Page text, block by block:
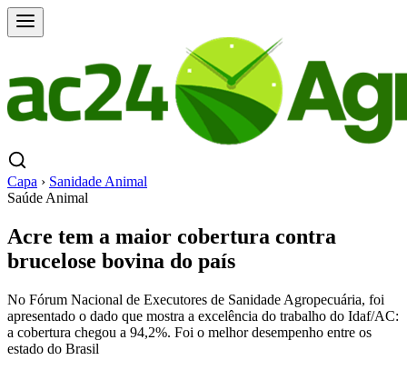
Capa › Sanidade Animal
Saúde Animal
Acre tem a maior cobertura contra
brucelose bovina do país
No Fórum Nacional de Executores de Sanidade Agropecuária, foi
apresentado o dado que mostra a excelência do trabalho do Idaf/AC:
a cobertura chegou a 94,2%. Foi o melhor desempenho entre os
estado do Brasil